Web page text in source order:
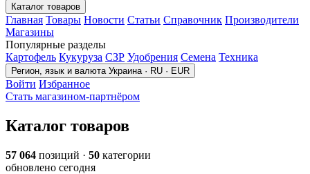
Каталог товаров
Главная Товары Новости Статьи Справочник Производители
Магазины
Популярные разделы
Картофель Кукуруза СЗР Удобрения Семена Техника
Регион, язык и валюта Украина · RU · EUR
Войти Избранное
Стать магазином-партнёром
Каталог товаров
57 064 позиций · 50 категории
обновлено сегодня